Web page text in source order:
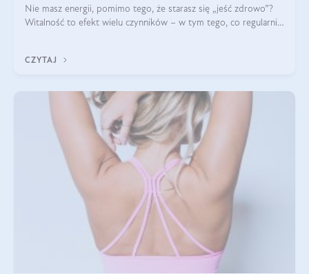
Nie masz energii, pomimo tego, że starasz się „jeść zdrowo”?
Witalność to efekt wielu czynników – w tym tego, co regularnie
CZYTAJ